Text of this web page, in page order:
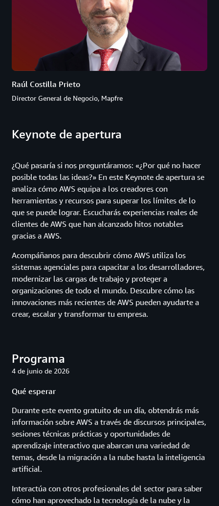
Raúl Costilla Prieto
Director General de Negocio, Mapfre
Keynote de apertura
¿Qué pasaría si nos preguntáramos: «¿Por qué no hacer
posible todas las ideas?» En este Keynote de apertura se
analiza cómo AWS equipa a los creadores con
herramientas y recursos para superar los límites de lo
que se puede lograr. Escucharás experiencias reales de
clientes de AWS que han alcanzado hitos notables
gracias a AWS.
Acompáñanos para descubrir cómo AWS utiliza los
sistemas agenciales para capacitar a los desarrolladores,
modernizar las cargas de trabajo y proteger a
organizaciones de todo el mundo. Descubre cómo las
innovaciones más recientes de AWS pueden ayudarte a
crear, escalar y transformar tu empresa.
Programa
4 de junio de 2026
Qué esperar
Durante este evento gratuito de un día, obtendrás más
información sobre AWS a través de discursos principales,
sesiones técnicas prácticas y oportunidades de
aprendizaje interactivo que abarcan una variedad de
temas, desde la migración a la nube hasta la inteligencia
artificial.
Interactúa con otros profesionales del sector para saber
cómo han aprovechado la tecnología de la nube y la